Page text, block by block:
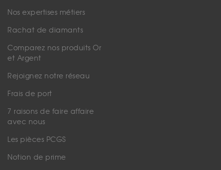
Nos expertises métiers
Rachat de diamants
Comparez nos produits Or
et Argent
Rejoignez notre réseau
Frais de port
7 raisons de faire affaire
avec nous
Les pièces PCGS
Notion de prime